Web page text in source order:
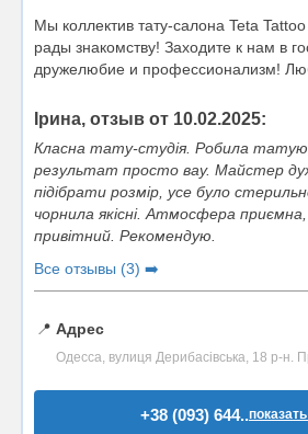
Мы коллектив тату-салона Teta
рады знакомству! Заходите к нам в
дружелюбие и профессионализм!
Ірина, отзыв от 10.02.2025:
Класна тату-студія. Робила
результат просто вау. Майстер
підібрати розмір, усе було стерильно.
чорнила якісні. Атмосфера
привітний. Рекомендую.
Все отзывы (3) ➡️
📍 Адрес
Одесса, вулиця Дерибасівська, 18 р-н.
+38 (093) 644..